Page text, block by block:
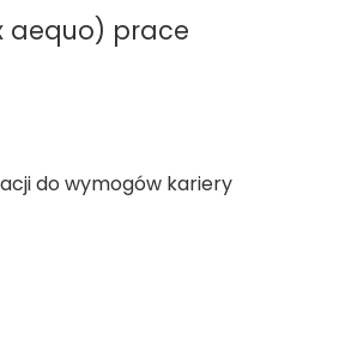
aequo) prace
do wymogów kariery